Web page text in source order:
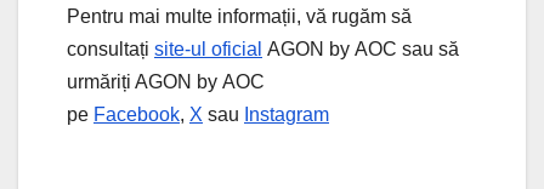
Pentru mai multe informații, vă rugăm să
consultați site-ul oficial AGON by AOC sau să
urmăriți AGON by AOC
pe Facebook, X sau Instagram